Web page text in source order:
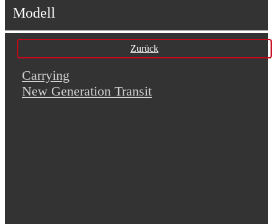
Modell
Zurück
Carrying
New Generation Transit